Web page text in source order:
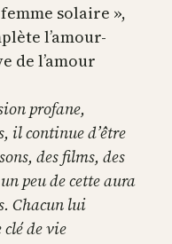
solaire »,
l’amour-
de l’amour
profane,
il continue d’être
des films, des
peu de cette aura
Chacun lui
de vie